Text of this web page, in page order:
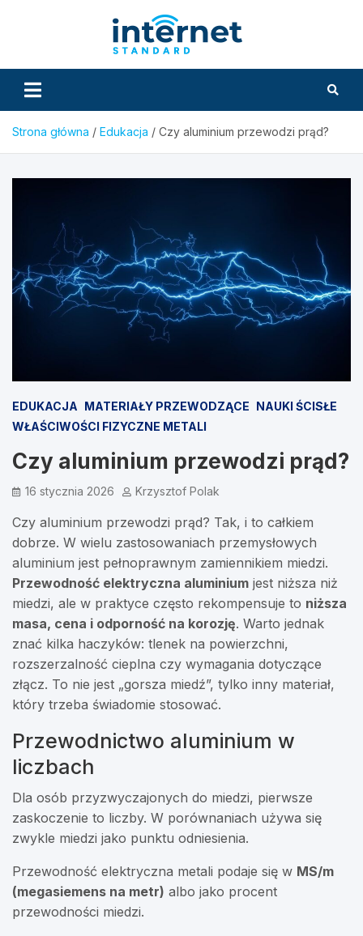
Strona główna Edukacja Czy aluminium przewodzi prąd?
EDUKACJA MATERIAŁY PRZEWODZĄCE NAUKI ŚCISŁE
WŁAŚCIWOŚCI FIZYCZNE METALI
Czy aluminium przewodzi prąd?
16 stycznia 2026 Krzysztof Polak
Czy aluminium przewodzi prąd? Tak, i to całkiem
dobrze. W wielu zastosowaniach przemysłowych
aluminium jest pełnoprawnym zamiennikiem miedzi.
Przewodność elektryczna aluminium jest niższa niż
miedzi, ale w praktyce często rekompensuje to niższa
masa, cena i odporność na korozję. Warto jednak
znać kilka haczyków: tlenek na powierzchni,
rozszerzalność cieplna czy wymagania dotyczące
złącz. To nie jest „gorsza miedź”, tylko inny materiał,
który trzeba świadomie stosować.
Przewodnictwo aluminium w
liczbach
Dla osób przyzwyczajonych do miedzi, pierwsze
zaskoczenie to liczby. W porównaniach używa się
zwykle miedzi jako punktu odniesienia.
Przewodność elektryczna metali podaje się w MS/m
(megasiemens na metr) albo jako procent
przewodności miedzi.